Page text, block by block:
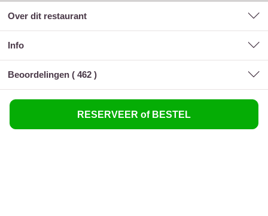
Over dit restaurant
Info
Beoordelingen ( 462 )
RESERVEER of BESTEL